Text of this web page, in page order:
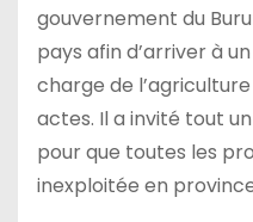
gouvernement du
pays afin d’arriver à
charge de
actes. Il a invité tout
pour que toutes les
inexploitée en